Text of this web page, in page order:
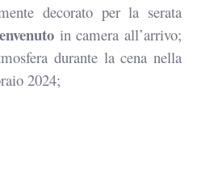
decorato per la serata
in camera all’arrivo;
durante la cena nella
2024;